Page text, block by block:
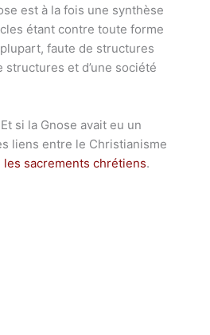
est à la fois une synthèse
étant contre toute forme
faute de structures
et d’une société
si la Gnose avait eu un
liens entre le Christianisme
les sacrements chrétiens.